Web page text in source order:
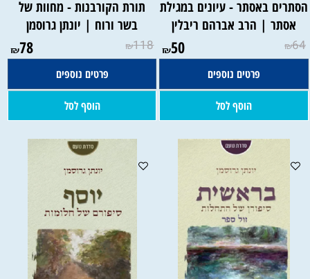
באסתר - עיונים במגילת
אסתר | הרב אברהם ריבלין
₪64
₪50
פרטים נוספים
הוסף לסל
תורת הקורבנות - מחוות של
בשר ורוח | יונתן גרוסמן
₪118
₪78
פרטים נוספים
הוסף לסל